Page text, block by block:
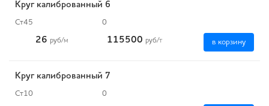
Круг калиброванный 6
Ст45 0
26 руб/м 115500 руб/т в корзину
Круг калиброванный 7
Ст10 0